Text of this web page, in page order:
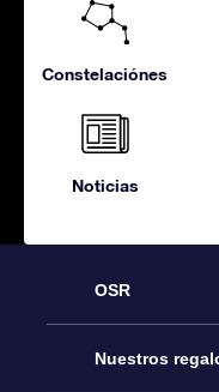
Constelaciónes
Noticias
OSR
Atención
Nuestros